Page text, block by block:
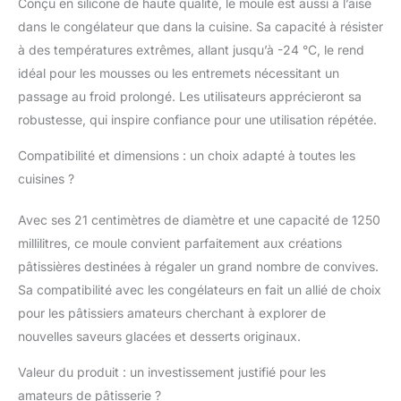
Conçu en silicone de haute qualité, le moule est aussi à l’aise
dans le congélateur que dans la cuisine. Sa capacité à résister
à des températures extrêmes, allant jusqu’à -24 °C, le rend
idéal pour les mousses ou les entremets nécessitant un
passage au froid prolongé. Les utilisateurs apprécieront sa
robustesse, qui inspire confiance pour une utilisation répétée.
Compatibilité et dimensions : un choix adapté à toutes les
cuisines ?
Avec ses 21 centimètres de diamètre et une capacité de 1250
millilitres, ce moule convient parfaitement aux créations
pâtissières destinées à régaler un grand nombre de convives.
Sa compatibilité avec les congélateurs en fait un allié de choix
pour les pâtissiers amateurs cherchant à explorer de
nouvelles saveurs glacées et desserts originaux.
Valeur du produit : un investissement justifié pour les
amateurs de pâtisserie ?